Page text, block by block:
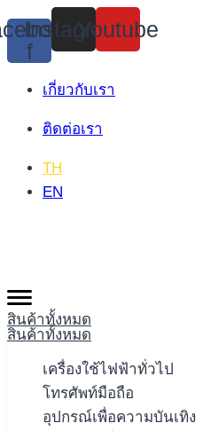
Skip
to
content
f
Instagram
Youtube
เกี่ยวกับเรา
ติดต่อเรา
TH
EN
สินค้าทั้งหมด
สินค้าทั้งหมด
เครื่องใช้ไฟฟ้าทั่วไป
โทรศัพท์มือถือ
อุปกรณ์เพื่อความบันเทิง